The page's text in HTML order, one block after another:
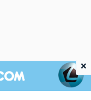
×